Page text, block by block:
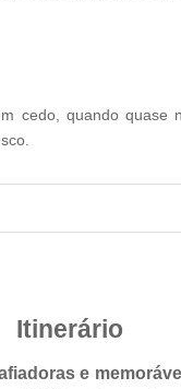
cedo, quando
Itinerário
e